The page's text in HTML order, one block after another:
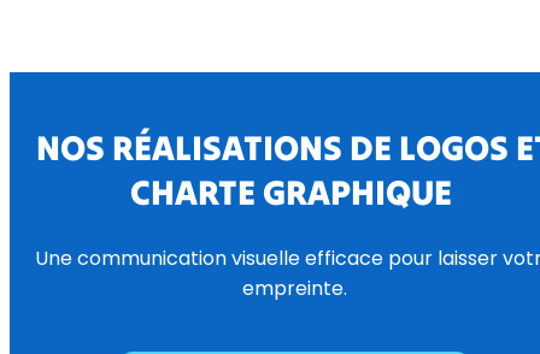
NOS RÉALISATIONS DE LOGOS
CHARTE GRAPHIQUE
Une communication visuelle efficace pour laisser
empreinte.